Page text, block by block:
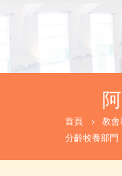
首頁
教
分齡牧養部門